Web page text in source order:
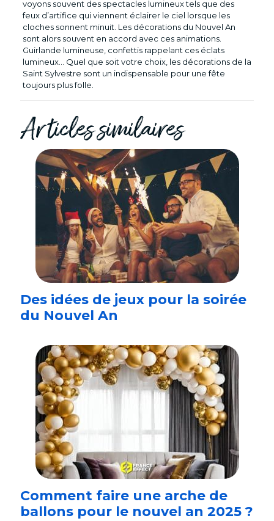
voyons souvent des spectacles lumineux tels que des
feux d’artifice qui viennent éclairer le ciel lorsque les
cloches sonnent minuit. Les décorations du Nouvel An
sont alors souvent en accord avec ces animations.
Guirlande lumineuse, confettis rappelant ces éclats
lumineux… Quel que soit votre choix, les décorations de la
Saint Sylvestre sont un indispensable pour une fête
toujours plus folle.
Articles similaires
Des idées de jeux pour la soirée
du Nouvel An
Comment faire une arche de
ballons pour le nouvel an 2025 ?